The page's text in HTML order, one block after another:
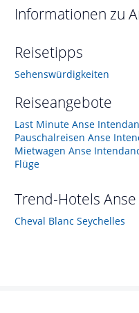
Informationen zu
Reisetipps
Sehenswürdigkeiten
Reiseangebote
Last Minute Anse
Pauschalreisen Anse
Mietwagen Anse
Flüge
Trend-Hotels
Cheval Blanc Seychelles